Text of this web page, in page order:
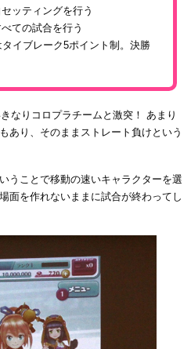
ッティングを行う
ての試合を行う
イブレーク5ポイント制。決勝
なりコロプラチームと激突！ あまり
あり、そのままストレート負けという
うことで移動の速いキャラクターを選
面を作れないままに試合が終わってし